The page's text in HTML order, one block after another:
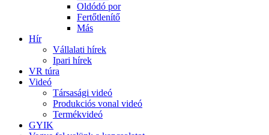
Oldódó por
Fertőtlenítő
Más
Hír
Vállalati hírek
Ipari hírek
VR túra
Videó
Társasági videó
Produkciós vonal videó
Termékvideó
GYIK